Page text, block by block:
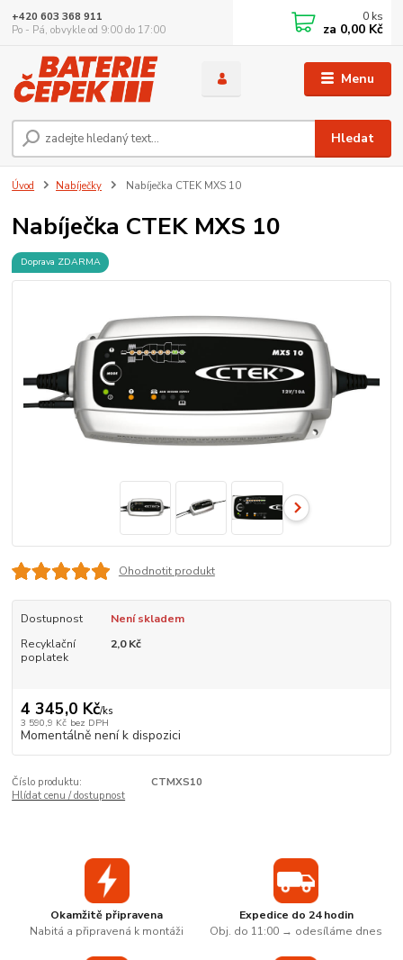
Menu
Hledat
+420 603 368 911
Po - Pá, obvykle od 9:00 do 17:00
0 ks
za 0,00 Kč
Úvod Nabíječky Nabíječka CTEK MXS 10
Nabíječka CTEK MXS 10
Doprava ZDARMA
Ohodnotit produkt
Dostupnost
Není skladem
Recyklační
poplatek
2,0 Kč
4 345,0 Kč/ks
3 590,9 Kč bez DPH
Momentálně není k dispozici
Číslo produktu:
CTMXS10
Hlídat cenu / dostupnost
Okamžitě připravena
Nabitá a připravená k montáži
Expedice do 24 hodin
Obj. do 11:00 → odesíláme dnes